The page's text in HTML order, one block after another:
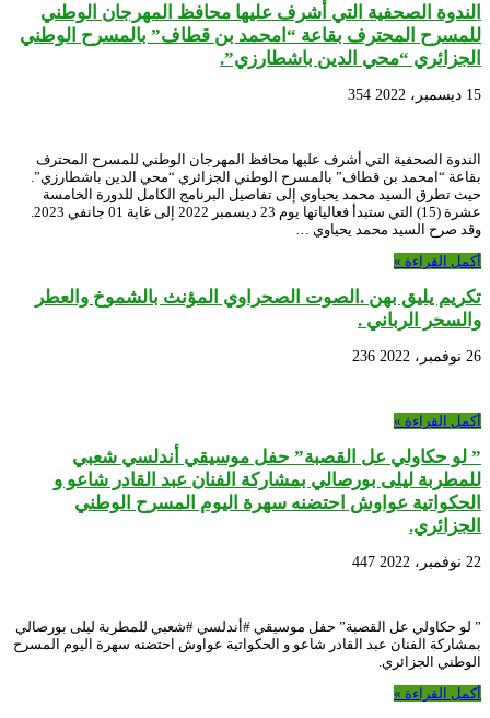
الندوة الصحفية التي أشرف عليها محافظ المهرجان الوطني
للمسرح المحترف بقاعة “امحمد بن قطاف” بالمسرح الوطني
الجزائري “محي الدين باشطارزي”.
15 ديسمبر، 2022 354
الندوة الصحفية التي أشرف عليها محافظ المهرجان الوطني للمسرح المحترف
بقاعة “امحمد بن قطاف” بالمسرح الوطني الجزائري “محي الدين باشطارزي”.
حيث تطرق السيد محمد يحياوي إلى تفاصيل البرنامج الكامل للدورة الخامسة
وقد صرح السيد محمد يحياوي …
أكمل القراءة »
تكريم يليق بهن .الصوت الصحراوي المؤنث بالشموخ والعطر
والسحر الرباني .
26 نوفمبر، 2022 236
أكمل القراءة »
” لو حكاولي عل القصبة” حفل موسيقي أندلسي شعبي
للمطربة ليلى بورصالي بمشاركة الفنان عبد القادر شاعو و
الحكواتية عواوش احتضنه سهرة اليوم المسرح الوطني
الجزائري.
22 نوفمبر، 2022 447
” لو حكاولي عل القصبة” حفل موسيقي #أندلسي #شعبي للمطربة ليلى بورصالي
بمشاركة الفنان عبد القادر شاعو و الحكواتية عواوش احتضنه سهرة اليوم المسرح
الوطني الجزائري.
أكمل القراءة »